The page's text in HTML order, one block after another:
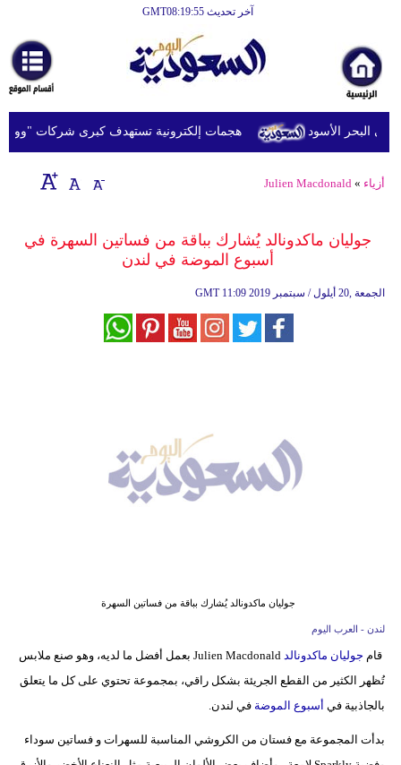
آخر تحديث GMT08:19:55
أخبارعاجلة
رياضة
ثقافة
إقتصاد
وموسيقى
علوم
وتكنولوجيا
مدوَّنات
هجمات إلكترونية تستهدف كبرى شركات "وول البحر الأسود
أزياء »
Julien Macdonald
جوليان ماكدونالد يُشارك بباقة من فساتين السهرة في
أسبوع الموضة في لندن
GMT 11:09 2019 الجمعة ,20 أيلول / سبتمبر
جوليان ماكدونالد يُشارك بباقة من فساتين السهرة
لندن - العرب اليوم
قام جوليان ماكدونالد
Julien Macdonald بعمل أفضل ما لديه، وهو صنع ملابس
تُظهر الكثير من القطع الجريئة بشكل راقي، بمجموعة تحتوي على كل ما يتعلق
بالجاذبية في أسبوع الموضةفي لندن.
بدأت المجموعة مع فستان من الكروشي المناسبة للسهرات و فساتين سوداء